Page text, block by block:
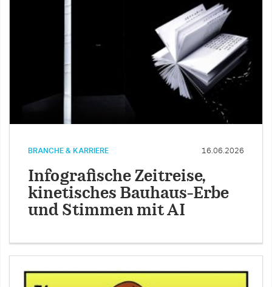
BRANCHE & KARRIERE 16.06.2026
Infografische Zeitreise,
kinetisches Bauhaus-Erbe
und Stimmen mit AI